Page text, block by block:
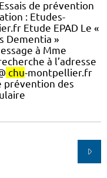
de prévention
: Etudes-
Etude EPAD Le «
Dementia »
à Mme
à l’adresse
chu-montpellier.fr
prévention des